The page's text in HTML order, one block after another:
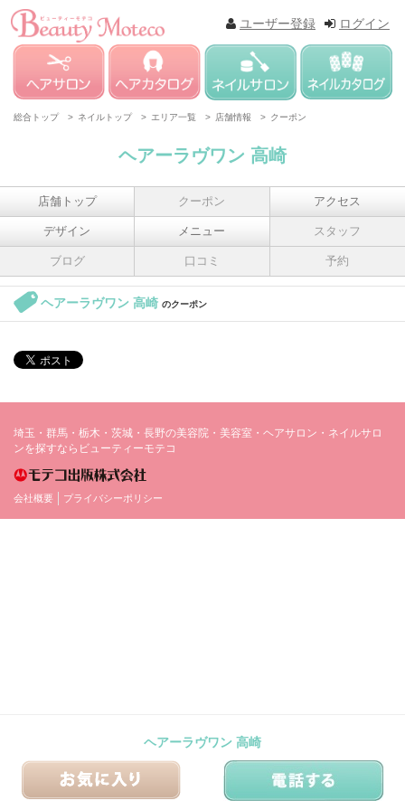
ログイン
ユーザー登録
総合トップ > ネイルトップ > エリア一覧 > 店舗情報 > クーポン
ヘアーラヴワン 高崎
店舗トップ クーポン アクセス
デザイン メニュー スタッフ
ブログ 口コミ 予約
ヘアーラヴワン 高崎 のクーポン
ヘアーラヴワン 高崎
埼玉・群馬・栃木・茨城・長野の美容院・美容室・ヘアサロン・ネイルサロ
ンを探すならビューティーモテコ
会社概要 プライバシーポリシー